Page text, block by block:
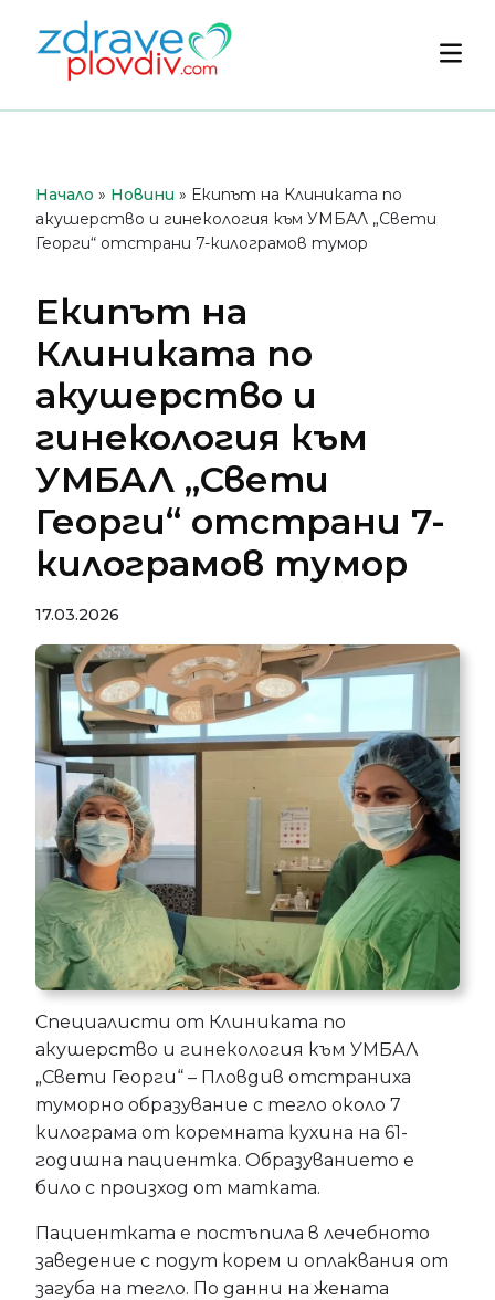
съдържанието
Начало » Новини » Екипът на Клиниката по
акушерство и гинекология към УМБАЛ „Свети
Георги“ отстрани 7-килограмов тумор
Екипът на
Клиниката по
акушерство и
гинекология към
УМБАЛ „Свети
Георги“ отстрани 7-
килограмов тумор
17.03.2026
Специалисти от Клиниката по
акушерство и гинекология към УМБАЛ
„Свети Георги“ – Пловдив отстраниха
туморно образувание с тегло около 7
килограма от коремната кухина на 61-
годишна пациентка. Образуванието е
било с произход от матката.
Пациентката е постъпила в лечебното
заведение с подут корем и оплаквания от
загуба на тегло. По данни на жената